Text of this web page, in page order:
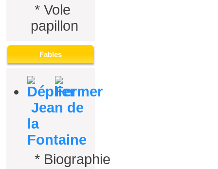
* Vole
papillon
Fables
Jean de
la
Fontaine
* Biographie